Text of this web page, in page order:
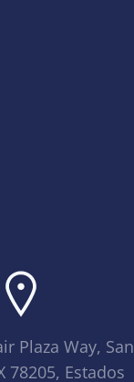
Plaza Way, San
78205, Estados